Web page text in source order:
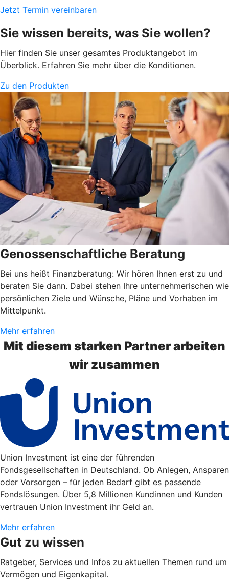
Jetzt Termin vereinbaren
Sie wissen bereits, was Sie wollen?
Hier finden Sie unser gesamtes Produktangebot im
Überblick. Erfahren Sie mehr über die Konditionen.
Zu den Produkten
Genossenschaftliche Beratung
Bei uns heißt Finanzberatung: Wir hören Ihnen erst zu und
beraten Sie dann. Dabei stehen Ihre unternehmerischen wie
persönlichen Ziele und Wünsche, Pläne und Vorhaben im
Mittelpunkt.
Mehr erfahren
Mit diesem starken Partner arbeiten
wir zusammen
Union Investment ist eine der führenden
Fondsgesellschaften in Deutschland. Ob Anlegen, Ansparen
oder Vorsorgen – für jeden Bedarf gibt es passende
Fondslösungen. Über 5,8 Millionen Kundinnen und Kunden
vertrauen Union Investment ihr Geld an.
Mehr erfahren
Gut zu wissen
Ratgeber, Services und Infos zu aktuellen Themen rund um
Vermögen und Eigenkapital.